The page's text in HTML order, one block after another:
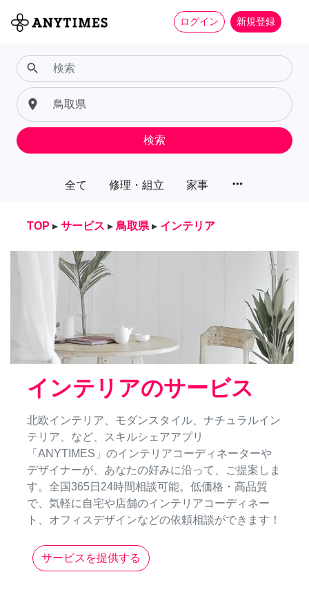
ログイン 新規登録
全て 修理・組立 家事 more_horiz
search
place
検索
TOP ▸ サービス ▸ 鳥取県 ▸ インテリア
インテリアのサービス
北欧インテリア、モダンスタイル、ナチュラルイン
テリア、など、スキルシェアアプリ
「ANYTIMES」のインテリアコーディネーターや
デザイナーが、あなたの好みに沿って、ご提案しま
す。全国365日24時間相談可能。低価格・高品質
で、気軽に自宅や店舗のインテリアコーディネー
ト、オフィスデザインなどの依頼相談ができます！
サービスを提供する